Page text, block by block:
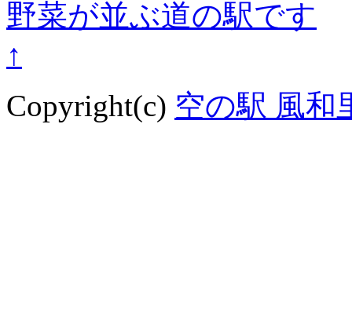
↑
Copyright(c) 空の駅 風和